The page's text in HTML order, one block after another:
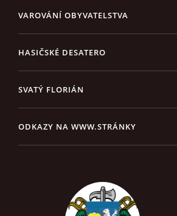
VAROVÁNÍ OBYVATELSTVA
HASIČSKÉ DESATERO
SVATÝ FLORIÁN
ODKAZY NA WWW.STRÁNKY